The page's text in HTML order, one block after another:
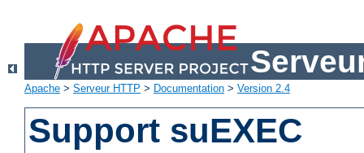
Apache > Serveur HTTP > Documentation > Version 2.4
Support suEXEC